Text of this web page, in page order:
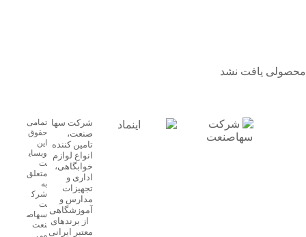
محصولی یافت نشد
شرکت سها
صنعت،
تامین کننده
انواع لوازم
خوابگاهی،
اداری و
تجهیزات
مدارس و
آموزشگاهی
از برندهای
معتبر ایرانی
تمامی
حقوق
این
وبسای
ت
متعلق
به
شرک
ت
سهاص
نعت
می